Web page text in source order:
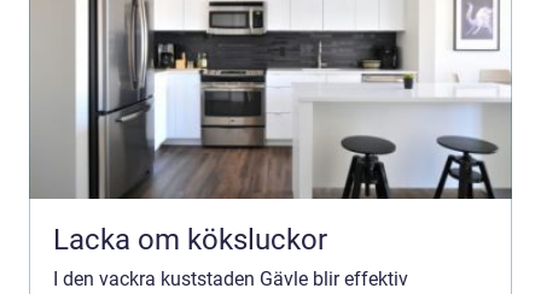
Lacka om köksluckor
I den vackra kuststaden Gävle blir effektiv